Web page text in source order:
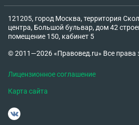
121205, город Москва, территория
центра, Большой бульвар, дом 42
помещение 150, кабинет 5
© 2011—2026 «Правовед.ru» Все
Лицензионное соглашение
Карта сайта